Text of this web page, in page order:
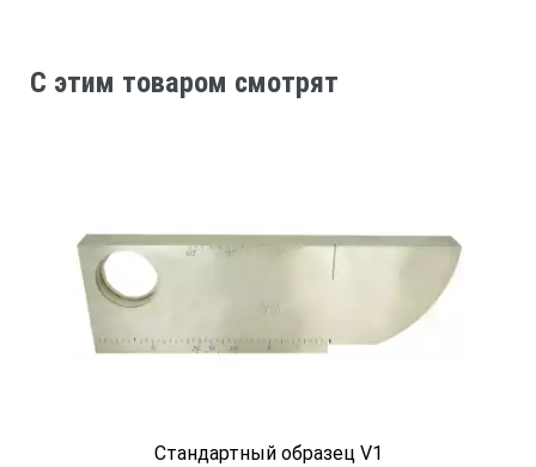
C этим товаром смотрят
Стандартный образец V1